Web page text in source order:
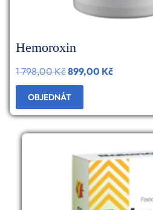
Hemoroxin
1 798,00KčPůvodní
cena
byla:
899,00 KčAktuální
OBJEDNÁT